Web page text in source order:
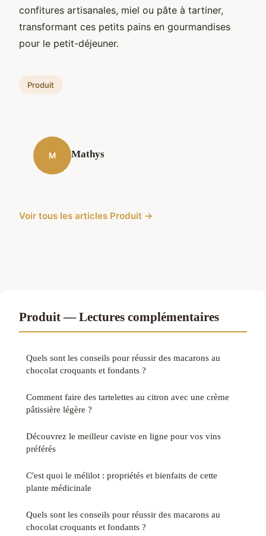
confitures artisanales, miel ou pâte à tartiner,
transformant ces petits pains en gourmandises
pour le petit-déjeuner.
Produit
M Mathys
Voir tous les articles Produit →
Produit — Lectures complémentaires
Quels sont les conseils pour réussir des macarons au
chocolat croquants et fondants ?
Comment faire des tartelettes au citron avec une crème
pâtissière légère ?
Découvrez le meilleur caviste en ligne pour vos vins
préférés
C'est quoi le mélilot : propriétés et bienfaits de cette
plante médicinale
Quels sont les conseils pour réussir des macarons au
chocolat croquants et fondants ?